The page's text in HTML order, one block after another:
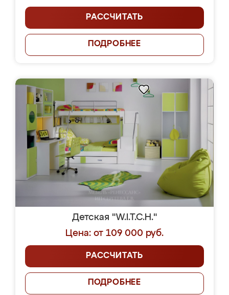
РАССЧИТАТЬ
ПОДРОБНЕЕ
Детская "W.I.T.C.H."
Цена: от 109 000 руб.
РАССЧИТАТЬ
ПОДРОБНЕЕ